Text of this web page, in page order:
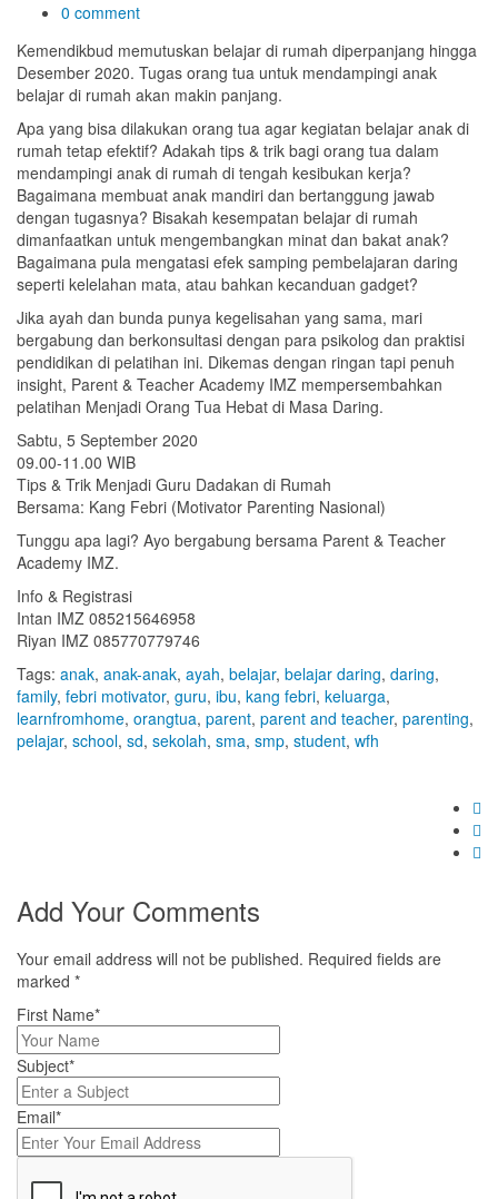
0 comment
Kemendikbud memutuskan belajar di rumah diperpanjang hingga
Desember 2020. Tugas orang tua untuk mendampingi anak
belajar di rumah akan makin panjang.
Apa yang bisa dilakukan orang tua agar kegiatan belajar anak di
rumah tetap efektif? Adakah tips & trik bagi orang tua dalam
mendampingi anak di rumah di tengah kesibukan kerja?
Bagaimana membuat anak mandiri dan bertanggung jawab
dengan tugasnya? Bisakah kesempatan belajar di rumah
dimanfaatkan untuk mengembangkan minat dan bakat anak?
Bagaimana pula mengatasi efek samping pembelajaran daring
seperti kelelahan mata, atau bahkan kecanduan gadget?
Jika ayah dan bunda punya kegelisahan yang sama, mari
bergabung dan berkonsultasi dengan para psikolog dan praktisi
pendidikan di pelatihan ini. Dikemas dengan ringan tapi penuh
insight, Parent & Teacher Academy IMZ mempersembahkan
pelatihan Menjadi Orang Tua Hebat di Masa Daring.
Sabtu, 5 September 2020
09.00-11.00 WIB
Tips & Trik Menjadi Guru Dadakan di Rumah
Bersama: Kang Febri (Motivator Parenting Nasional)
Tunggu apa lagi? Ayo bergabung bersama Parent & Teacher
Academy IMZ.
Info & Registrasi
Intan IMZ 085215646958
Riyan IMZ 085770779746
Tags: anak, anak-anak, ayah, belajar, belajar daring, daring,
family, febri motivator, guru, ibu, kang febri, keluarga,
learnfromhome, orangtua, parent, parent and teacher, parenting,
pelajar, school, sd, sekolah, sma, smp, student, wfh
Add Your Comments
Your email address will not be published. Required fields are
marked *
First Name*
Subject*
Email*